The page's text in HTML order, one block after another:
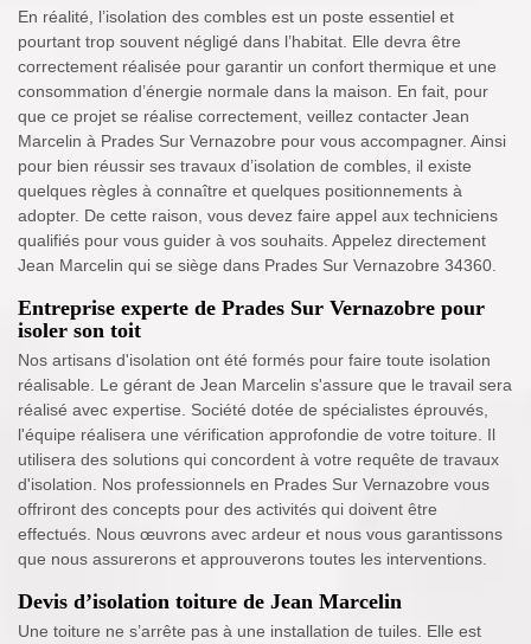
En réalité, l’isolation des combles est un poste essentiel et
pourtant trop souvent négligé dans l’habitat. Elle devra être
correctement réalisée pour garantir un confort thermique et une
consommation d’énergie normale dans la maison. En fait, pour
que ce projet se réalise correctement, veillez contacter Jean
Marcelin à Prades Sur Vernazobre pour vous accompagner. Ainsi
pour bien réussir ses travaux d’isolation de combles, il existe
quelques règles à connaître et quelques positionnements à
adopter. De cette raison, vous devez faire appel aux techniciens
qualifiés pour vous guider à vos souhaits. Appelez directement
Jean Marcelin qui se siège dans Prades Sur Vernazobre 34360.
Entreprise experte de Prades Sur Vernazobre pour
isoler son toit
Nos artisans d'isolation ont été formés pour faire toute isolation
réalisable. Le gérant de Jean Marcelin s'assure que le travail sera
réalisé avec expertise. Société dotée de spécialistes éprouvés,
l'équipe réalisera une vérification approfondie de votre toiture. Il
utilisera des solutions qui concordent à votre requête de travaux
d'isolation. Nos professionnels en Prades Sur Vernazobre vous
offriront des concepts pour des activités qui doivent être
effectués. Nous œuvrons avec ardeur et nous vous garantissons
que nous assurerons et approuverons toutes les interventions.
Devis d’isolation toiture de Jean Marcelin
Une toiture ne s’arrête pas à une installation de tuiles. Elle est